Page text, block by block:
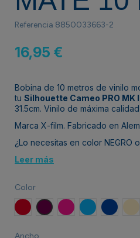
Referencia 8850033663-2
16,95 €
Bobina de 10 metros de vinilo
tu Silhouette Cameo PRO MK
31.5cm. Vinilo de máxima
Marca X-film. Fabricado en
¿Lo necesitas en color NEGRO
Leer más
Color
Signal Red RAL 3001
Purple Red RAL 3004
Tele Magenta RAL
Light Blue
Ancho